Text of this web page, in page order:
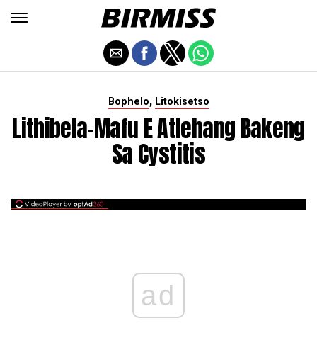
Bophelo, Litokisetso
Lithibela-Mafu E Atlehang Bakeng
Sa Cystitis
ad